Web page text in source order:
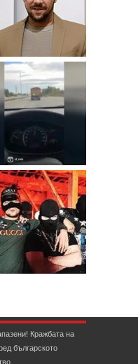
Кражбата на
българското